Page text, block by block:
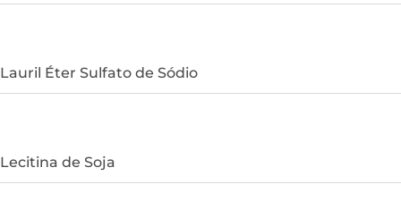
Lauril Éter Sulfato de Sódio
Lecitina de Soja